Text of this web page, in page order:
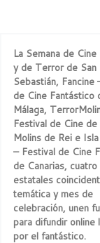
La Semana de
y de Terror de San
Sebastián, Fancine
de Cine Fantástico
Málaga,
Festival de Cine
Molins de Rei e
– Festival de Cine
de Canarias,
estatales
temática y mes de
celebración, unen
para difundir online
por el fantástico.